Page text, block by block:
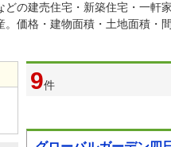
の建売住宅・新築住宅・一
価格・建物面積・土地面積
9件